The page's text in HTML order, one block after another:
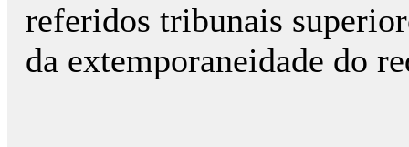
referidos tribunais
da extemporaneidade do